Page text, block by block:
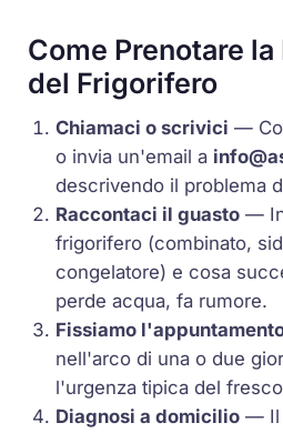
Come Prenotare
del Frigorifero
Chiamaci o scrivici —
o invia un'email a
descrivendo il problema
Raccontaci il guasto —
frigorifero (combinato,
congelatore) e cosa
perde acqua, fa rumore.
Fissiamo
nell'arco di una o due
l'urgenza tipica del
Diagnosi a domicilio — Il